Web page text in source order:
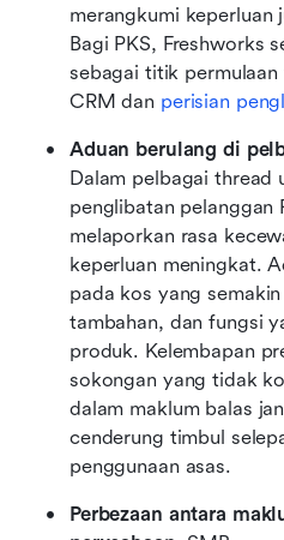
merangkumi keperluan
Bagi PKS, Freshworks
sebagai titik
CRM dan perisian
Aduan berulang di
Dalam pelbagai thread
penglibatan pelanggan
melaporkan rasa
keperluan meningkat.
pada kos yang
tambahan, dan fungsi
produk. Kelembapan
sokongan yang tidak
dalam maklum balas
cenderung timbul
penggunaan asas.
Perbezaan antara